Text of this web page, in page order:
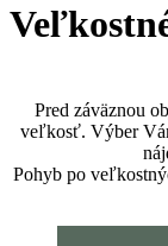
Pred záväznou
veľkosť. Výber
Pohyb po